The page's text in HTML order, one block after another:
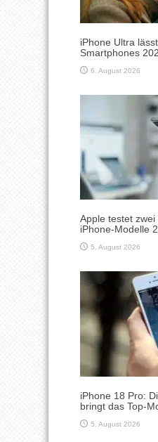
iPhone Ultra
Smartphones
6. August 2026
Apple testet
iPhone-Modelle
5. August 2026
iPhone 18 Pro:
bringt das Top-
5. August 2026